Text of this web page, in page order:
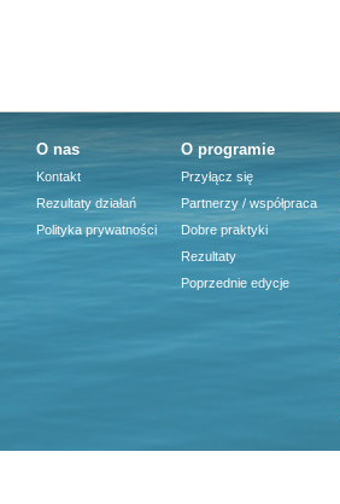
O nas
Kontakt
Rezultaty działań
Polityka prywatności
O programie
Przyłącz się
Partnerzy / współpraca
Dobre praktyki
Rezultaty
Poprzednie edycje